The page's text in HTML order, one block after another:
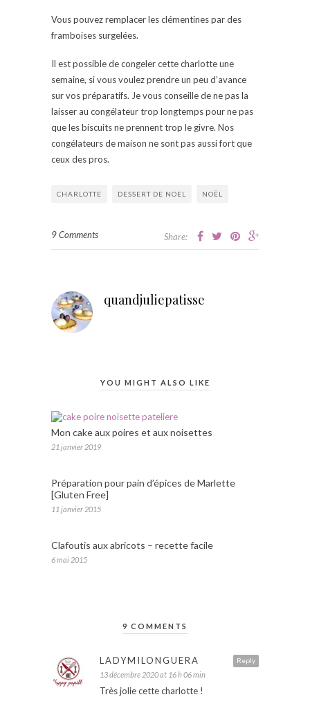
Vous pouvez remplacer les clémentines par des
framboises surgelées.
Il est possible de congeler cette charlotte une
semaine, si vous voulez prendre un peu d’avance
sur vos préparatifs. Je vous conseille de ne pas la
laisser au congélateur trop longtemps pour ne pas
que les biscuits ne prennent trop le givre. Nos
congélateurs de maison ne sont pas aussi fort que
ceux des pros.
CHARLOTTE DESSERT DE NOEL NOËL
9 Comments Share:
quandjuliepatisse
YOU MIGHT ALSO LIKE
Mon cake aux poires et aux noisettes
21 janvier 2019
Préparation pour pain d’épices de Marlette
[Gluten Free]
11 janvier 2015
Clafoutis aux abricots – recette facile
6 mai 2015
9 COMMENTS
Reply
LADYMILONGUERA
13 décembre 2020 at 16 h 06 min
Très jolie cette charlotte !